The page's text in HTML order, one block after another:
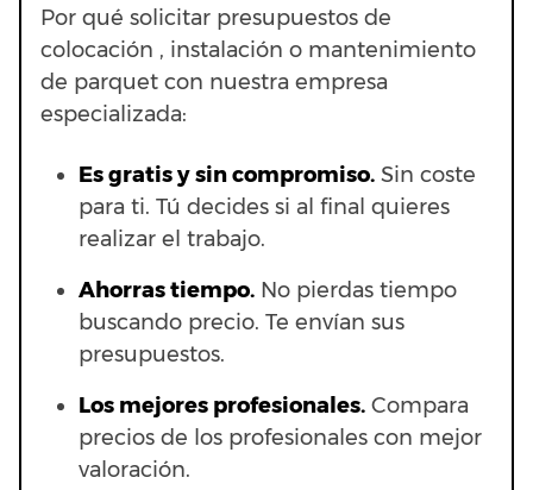
Por qué solicitar presupuestos de
colocación , instalación o mantenimiento
de parquet con nuestra empresa
especializada:
Es gratis y sin compromiso. Sin coste
para ti. Tú decides si al final quieres
realizar el trabajo.
Ahorras tiempo. No pierdas tiempo
buscando precio. Te envían sus
presupuestos.
Los mejores profesionales. Compara
precios de los profesionales con mejor
valoración.